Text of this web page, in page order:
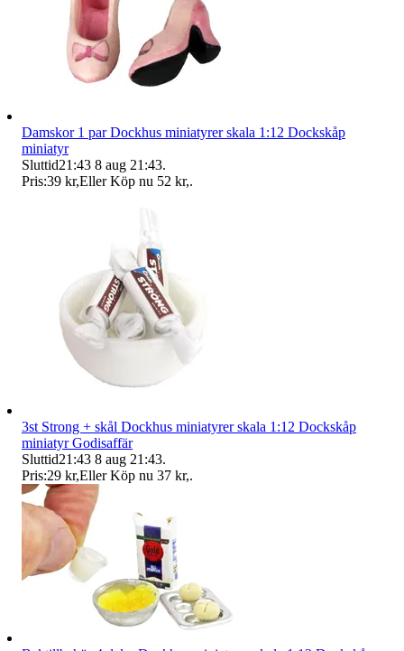
Damskor 1 par Dockhus miniatyrer skala 1:12 Dockskåp
miniatyr
Sluttid21:43 8 aug 21:43.
Pris:39 kr,Eller Köp nu 52 kr,.
3st Strong + skål Dockhus miniatyrer skala 1:12 Dockskåp
miniatyr Godisaffär
Sluttid21:43 8 aug 21:43.
Pris:29 kr,Eller Köp nu 37 kr,.